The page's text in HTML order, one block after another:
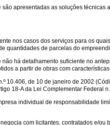
apresentadas as soluções
nos casos dos serviços para os
de parcelas do
há detalhamento suficiente no
a partir de obras com
10.406, de 10 de janeiro de 2002
18-A da Lei Complementar Federal
individual de responsabilidade
com licitantes, contratados e/